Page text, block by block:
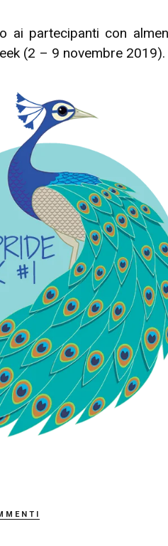
ai partecipanti con
(2 – 9 novembre 2019).